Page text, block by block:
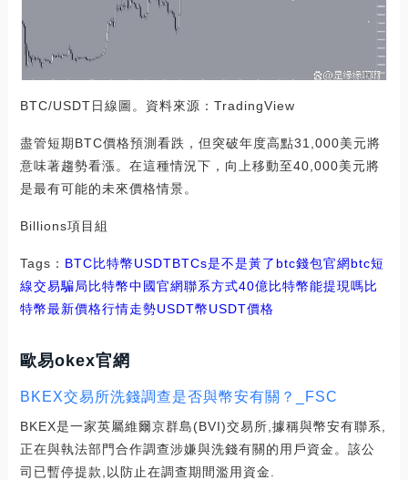
BTC/USDT日線圖。資料來源：TradingView
盡管短期BTC價格預測看跌，但突破年度高點31,000美元將
意味著趨勢看漲。在這種情況下，向上移動至40,000美元將
是最有可能的未來價格情景。
Billions項目組
Tags： BTC比特幣USDTBTCs是不是黃了 btc錢包官網btc短
線交易騙局比特幣中國官網聯系方式40億比特幣能提現嗎比
特幣最新價格行情走勢USDT幣USDT價格
歐易okex官網
BKEX交易所洗錢調查是否與幣安有關？_FSC
BKEX是一家英屬維爾京群島(BVI)交易所,據稱與幣安有聯系,
正在與執法部門合作調查涉嫌與洗錢有關的用戶資金。該公
司已暫停提款,以防止在調查期間濫用資金.